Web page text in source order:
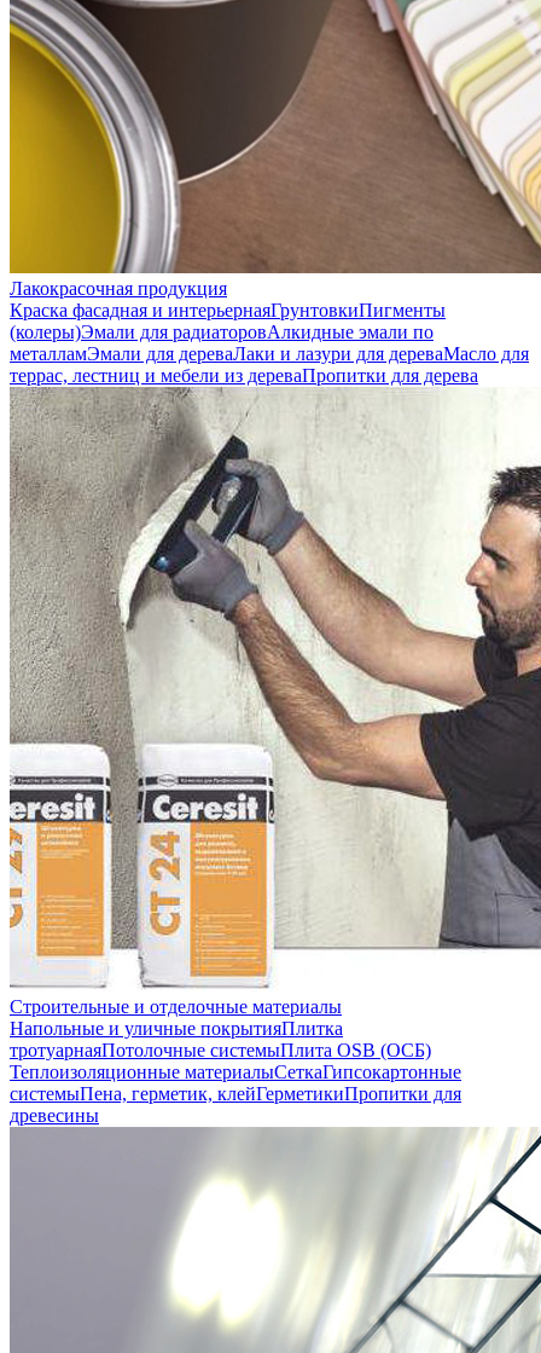
Лакокрасочная продукция
Краска фасадная и интерьернаяГрунтовкиПигменты
(колеры)Эмали для радиаторовАлкидные эмали по
металламЭмали для дереваЛаки и лазури для дереваМасло для
террас, лестниц и мебели из дереваПропитки для дерева
Строительные и отделочные материалы
Напольные и уличные покрытияПлитка
тротуарнаяПотолочные системыПлита OSB (ОСБ)
Теплоизоляционные материалыСеткаГипсокартонные
системыПена, герметик, клейГерметикиПропитки для
древесины